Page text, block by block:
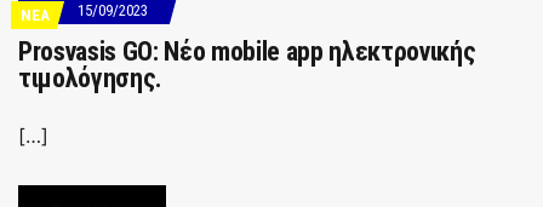
ΝΕΑ 15/09/2023
Prosvasis GO: Nέο mobile app ηλεκτρονικής
τιμολόγησης.
[…]